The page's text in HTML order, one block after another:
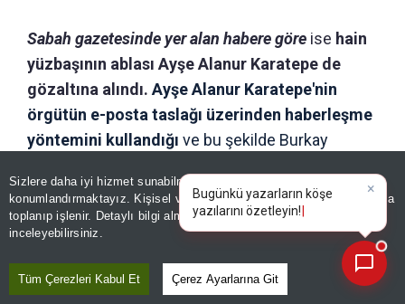
Sizlere daha iyi hizmet sunabilmek adına sitemizde
konumlandırmaktayız. Kişisel verileriniz, KVKK ve GDPR kapsamında
toplanıp işlenir. Detaylı bilgi almak içinAydınlatma Metnimizi
inceleyebilirsiniz.
Tüm Çerezleri Kabul Et Çerez Ayarlarına Git
Sabah gazetesinde yer alan habere göre ise hain
yüzbaşının ablası Ayşe Alanur Karatepe de
gözaltına alındı. Ayşe Alanur Karatepe'nin
örgütün e-posta taslağı üzerinden haberleşme
yöntemini kullandığı ve bu şekilde Burkay
Karatepe’yeyiyecek temini, sağlık sorunları,
yurtdışına kaçış planı, ailesine bilgi verilmesi,
maddi destek gönderilmesi ve
yardımcı olma konularında destek olduğu
bildirildi.Ayşe Alanur Karatepe'nin kaldığı tespit
|